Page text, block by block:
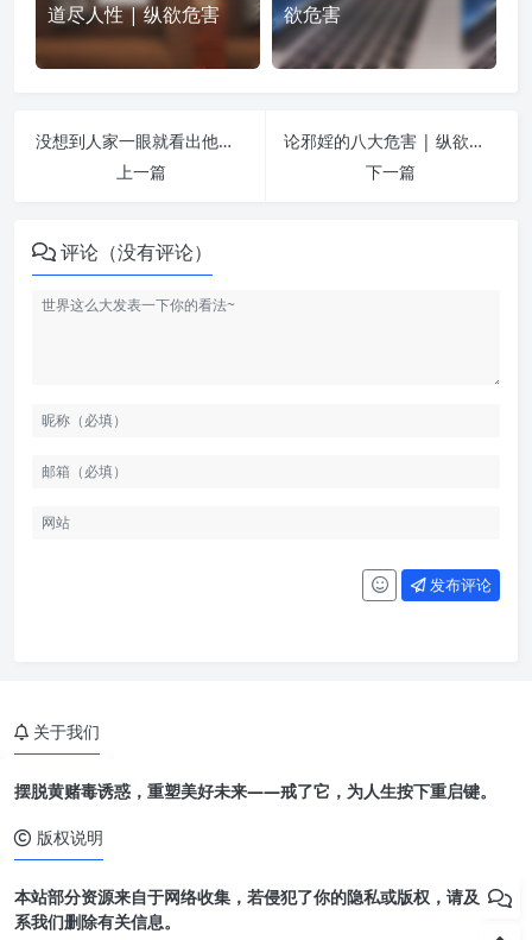
道尽人性 | 纵欲危害
欲危害
没想到人家一眼就看出他犯邪婬很频繁 | 纵欲危害
上一篇
论邪婬的八大危害 | 纵欲危害
下一篇
评论（没有评论）
发布评论
关于我们
摆脱黄赌毒诱惑，重塑美好未来——戒了它，为人生按下重启键。
版权说明
本站部分资源来自于网络收集，若侵犯了你的隐私或版权，请及时联
系我们删除有关信息。